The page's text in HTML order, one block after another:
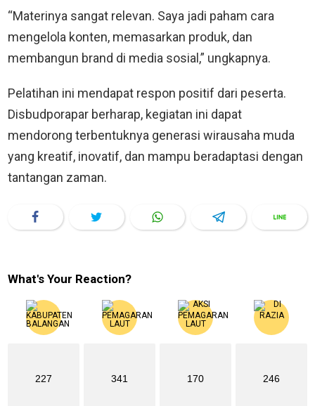
“Materinya sangat relevan. Saya jadi paham cara
mengelola konten, memasarkan produk, dan
membangun brand di media sosial,” ungkapnya.
Pelatihan ini mendapat respon positif dari peserta.
Disbudporapar berharap, kegiatan ini dapat
mendorong terbentuknya generasi wirausaha muda
yang kreatif, inovatif, dan mampu beradaptasi dengan
tantangan zaman.
What's Your Reaction?
227 341 170 246